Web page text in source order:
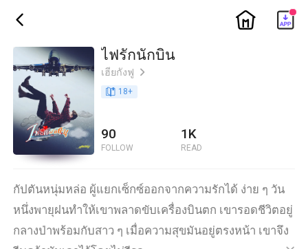
ic_back ic_home
ไฟรักนักบิน
เฮียกังฟู ic_arrow_right
book_age 18+
90
FOLLOW
1K
READ
กัปตันหนุ่มหล่อ ผู้แยกเซ็กซ์ออกจากความรักได้ ง่าย ๆ วัน
หนึ่งพายุฝนทำให้เขาพลาดขับเครื่องบินตก เขารอดชีวิตอยู่
กลางป่าพร้อมกับสาว ๆ เมื่อความสุขมันอยู่ตรงหน้า เขาจึง